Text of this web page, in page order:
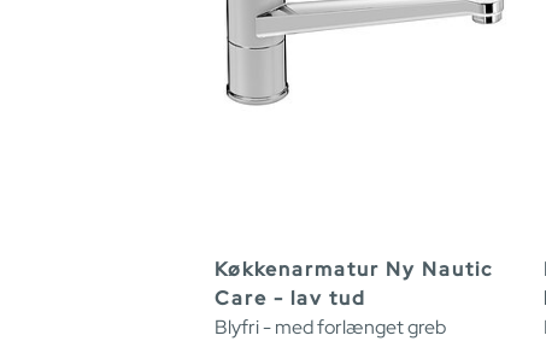
Køkkenarmatur Ny Nautic
Care - lav tud
Blyfri - med forlænget greb